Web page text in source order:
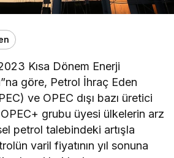
Kısa Dönem Enerji
göre, Petrol İhraç Eden
ve OPEC dışı bazı üretici
grubu üyesi ülkelerin arz
petrol talebindeki artışla
varil fiyatının yıl sonuna